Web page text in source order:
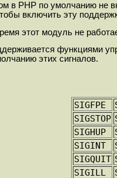
в PHP по умолчанию не
включить эту
этот модуль не
функциями
этих сигналов.
SIGFPE
SIGSTOP
SIGHUP
SIGINT
SIGQUIT
SIGILL